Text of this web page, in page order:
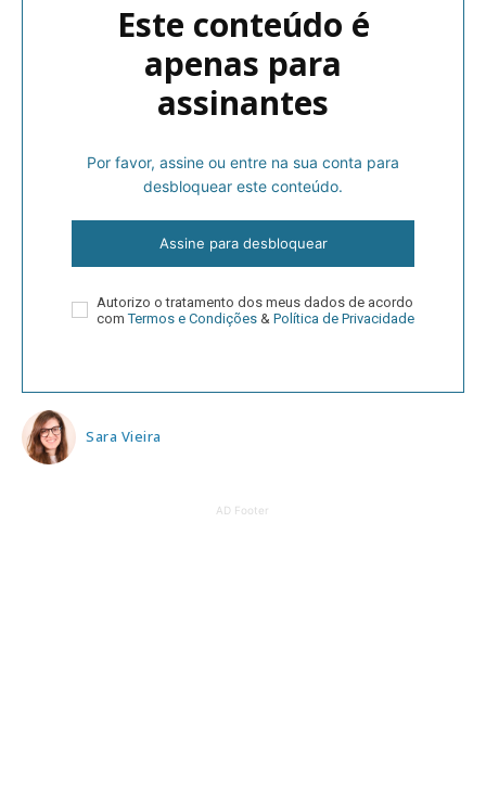
Este conteúdo é
apenas para
assinantes
Por favor, assine ou entre na sua conta para
desbloquear este conteúdo.
Assine para desbloquear
Autorizo o tratamento dos meus dados de acordo
comTermos e Condições & Política de Privacidade
Sara Vieira
AD Footer